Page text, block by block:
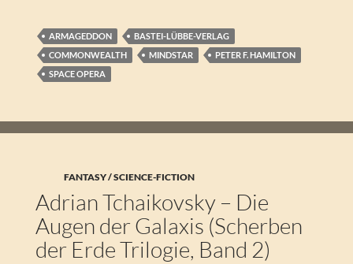
ARMAGEDDON
BASTEI-LÜBBE-VERLAG
COMMONWEALTH
MINDSTAR
PETER F. HAMILTON
SPACE OPERA
FANTASY / SCIENCE-FICTION
Adrian Tchaikovsky – Die
Augen der Galaxis (Scherben
der Erde Trilogie, Band 2)